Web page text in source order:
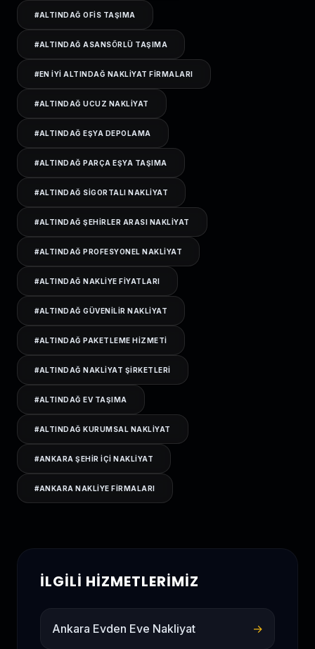
#ALTINDAĞ OFIS TAŞIMA
#ALTINDAĞ ASANSÖRLÜ TAŞIMA
#EN IYI ALTINDAĞ NAKLIYAT FIRMALARI
#ALTINDAĞ UCUZ NAKLIYAT
#ALTINDAĞ EŞYA DEPOLAMA
#ALTINDAĞ PARÇA EŞYA TAŞIMA
#ALTINDAĞ SIGORTALI NAKLIYAT
#ALTINDAĞ ŞEHIRLER ARASI NAKLIYAT
#ALTINDAĞ PROFESYONEL NAKLIYAT
#ALTINDAĞ NAKLIYE FIYATLARI
#ALTINDAĞ GÜVENILIR NAKLIYAT
#ALTINDAĞ PAKETLEME HIZMETI
#ALTINDAĞ NAKLIYAT ŞIRKETLERI
#ALTINDAĞ EV TAŞIMA
#ALTINDAĞ KURUMSAL NAKLIYAT
#ANKARA ŞEHIR IÇI NAKLIYAT
#ANKARA NAKLIYE FIRMALARI
İLGILI HIZMETLERIMIZ
Ankara Evden Eve Nakliyat →